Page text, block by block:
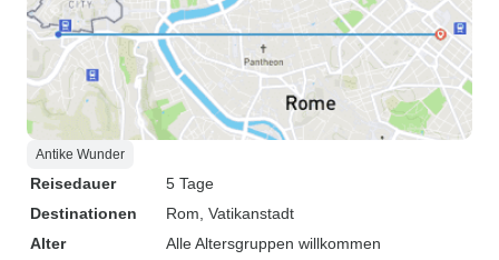
Antike Wunder
Reisedauer
5 Tage
Destinationen
Rom , Vatikanstadt
Alter
Alle Altersgruppen willkommen